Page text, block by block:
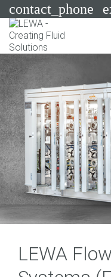
contact_phone
Pumpen
Systeme
Branchen
Anwendungen
Services
Consulting
LEWA